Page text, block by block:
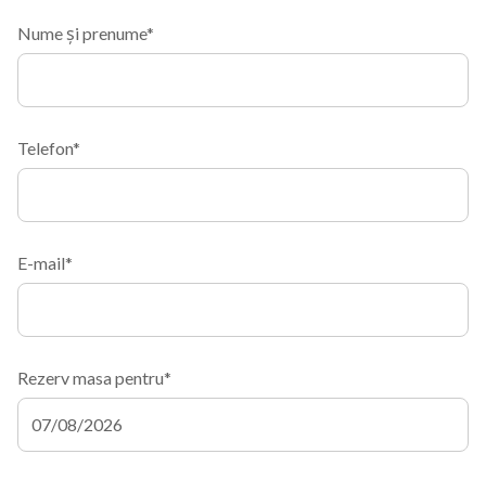
Nume și prenume*
Telefon*
E-mail*
Rezerv masa pentru*